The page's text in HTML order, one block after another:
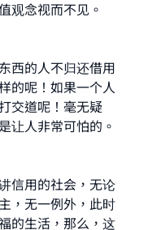
观念视而不见。
西的人不归还借用
的呢！如果一个人
交道呢！毫无疑
让人非常可怕的。
信用的社会，无论
，无一例外，此时
的生活，那么，这
of lives
today
our mission.